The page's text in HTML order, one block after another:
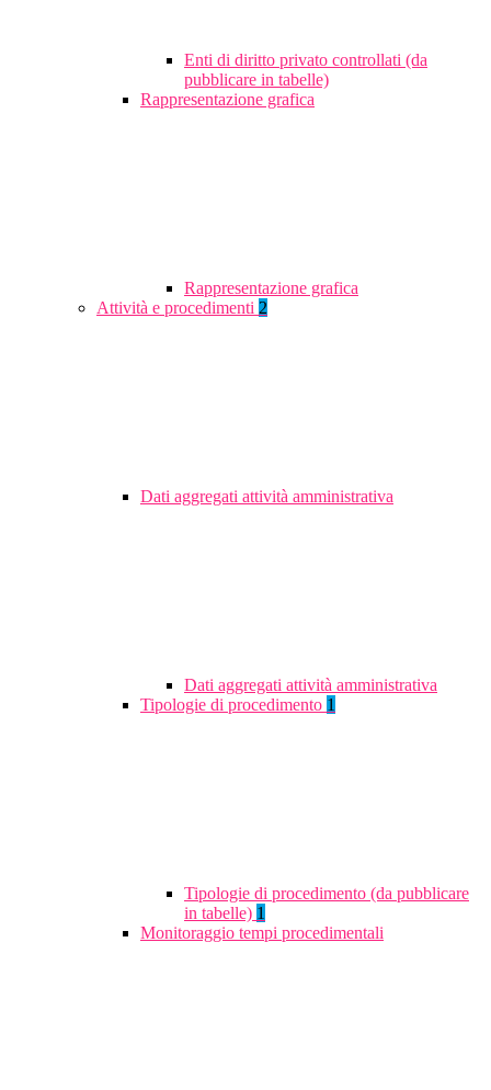
Enti di diritto privato controllati (da
pubblicare in tabelle)
Rappresentazione grafica
Rappresentazione grafica
Attività e procedimenti 2
Dati aggregati attività amministrativa
Dati aggregati attività amministrativa
Tipologie di procedimento 1
Tipologie di procedimento (da pubblicare
in tabelle) 1
Monitoraggio tempi procedimentali